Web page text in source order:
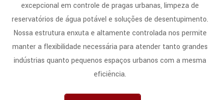
excepcional em controle de pragas urbanas, limpeza de
reservatórios de água potável e soluções de desentupimento.
Nossa estrutura enxuta e altamente controlada nos permite
manter a flexibilidade necessária para atender tanto grandes
indústrias quanto pequenos espaços urbanos com a mesma
eficiência.